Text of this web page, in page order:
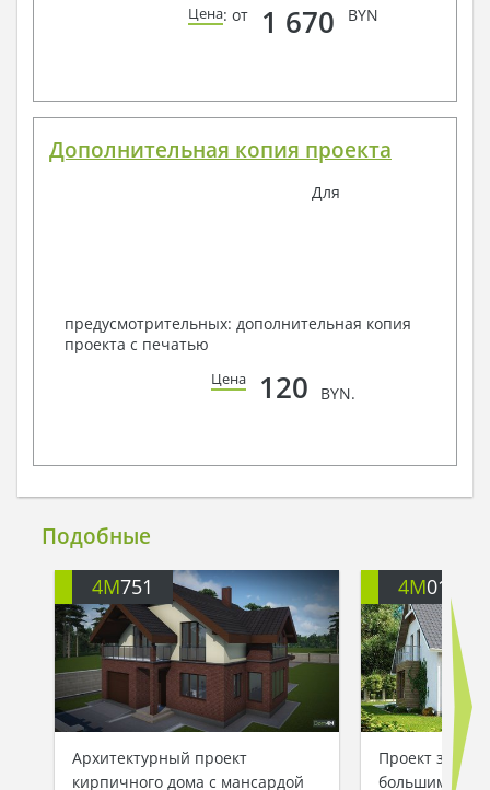
Цена: от 1 670 BYN
Дополнительная копия проекта
Для
предусмотрительных: дополнительная копия
проекта с печатью
Цена 120 BYN.
Подобные
4M751
Архитектурный проект
кирпичного дома с мансардой
4M019
Проект
большими